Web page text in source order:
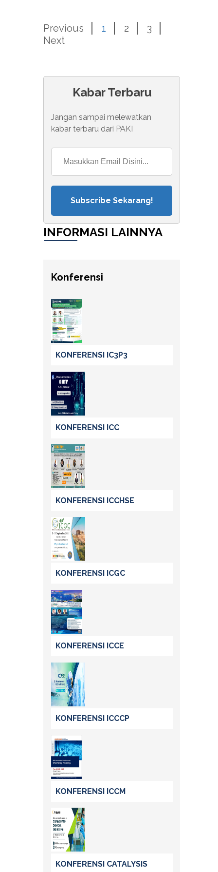
Previous 1 2
3
Next
Kabar Terbaru
Jangan sampai melewatkan
kabar terbaru dari PAKI
Subscribe Sekarang!
INFORMASI LAINNYA
Konferensi
KONFERENSI IC3P3
KONFERENSI ICC
KONFERENSI ICCHSE
KONFERENSI ICGC
KONFERENSI ICCE
KONFERENSI ICCCP
KONFERENSI ICCM
KONFERENSI CATALYSIS